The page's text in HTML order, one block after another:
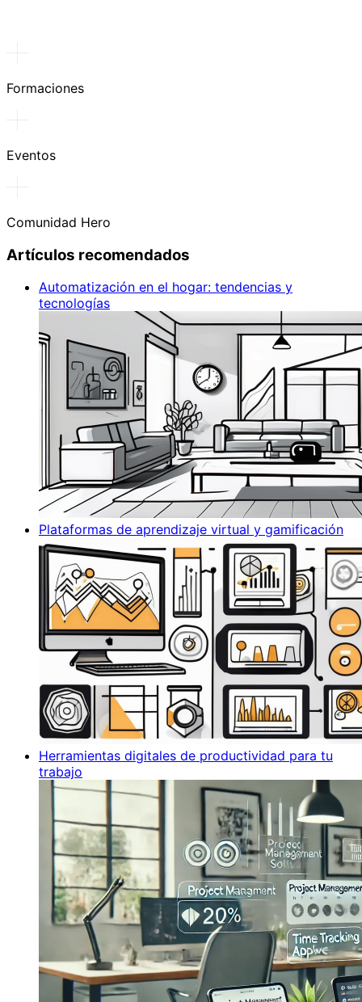
Formaciones
Eventos
Comunidad Hero
Artículos recomendados
Automatización en el hogar: tendencias y
tecnologías
Plataformas de aprendizaje virtual y gamificación
Herramientas digitales de productividad para tu
trabajo